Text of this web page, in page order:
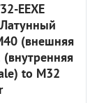
EEXE
(внешняя
to M32